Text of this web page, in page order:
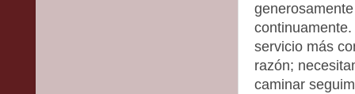
servicio más
razón;
caminar